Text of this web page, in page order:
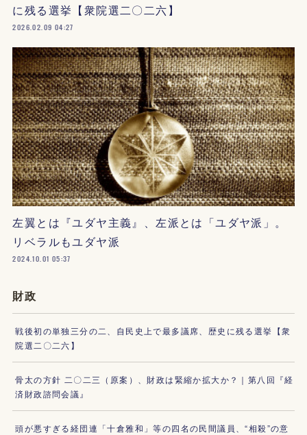
に残る選挙【衆院選二〇二六】
2026.02.09 04:27
左翼とは『ユダヤ主義』、左派とは「ユダヤ派」。
リベラルもユダヤ派
2024.10.01 05:37
財政
戦後初の単独三分の二、自民史上で最多議席、歴史に残る選挙【衆
院選二〇二六】
骨太の方針 二〇二三（原案）、財政は緊縮か拡大か？｜第八回『経
済財政諮問会議』
頭が悪すぎる経団連「十倉雅和」等の四名の民間議員、“相殺”の意